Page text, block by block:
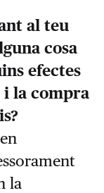
al teu
cosa
efectes
la compra
la